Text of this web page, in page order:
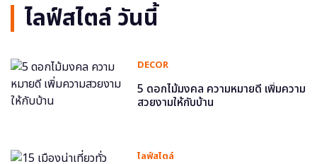
ไลฟ์สไตล์ วันนี้
DECOR
5 ดอกไม้มงคล ความหมายดี เพิ่มความ
สวยงามให้กับบ้าน
ไลฟ์สไตล์